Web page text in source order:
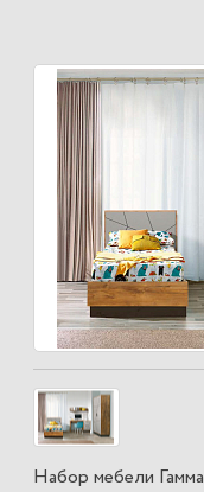
Набор мебели Гамма